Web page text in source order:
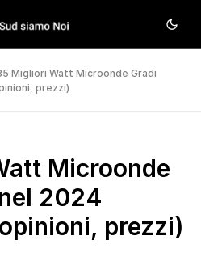
Migliori Watt Microonde Gradi
prezzi)
Microonde
2024
prezzi)